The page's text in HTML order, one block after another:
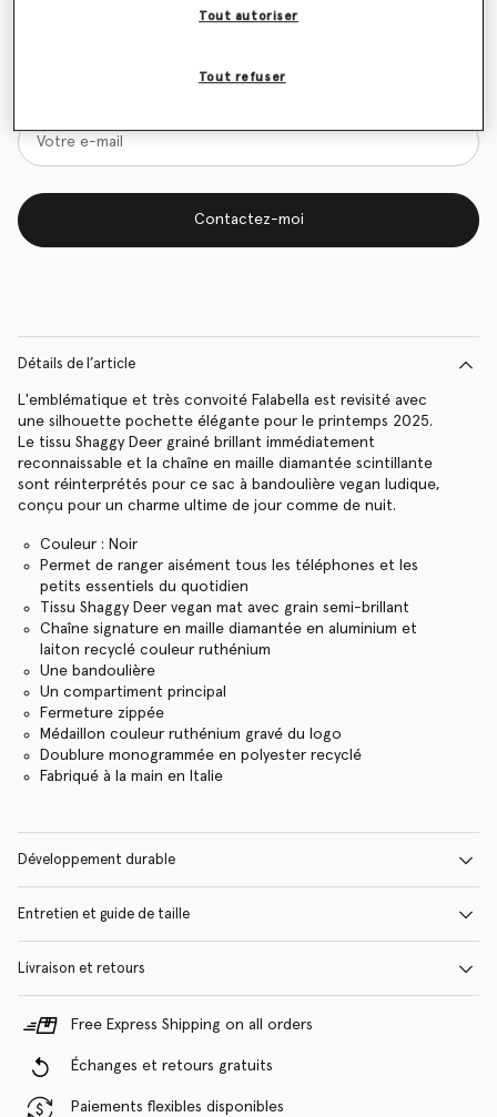
Soyez informé(e) en priorité du retour en stock
Contactez-moi
Détails de l’article
L'emblématique et très convoité Falabella est revisité avec
une silhouette pochette élégante pour le printemps 2025.
Le tissu Shaggy Deer grainé brillant immédiatement
reconnaissable et la chaîne en maille diamantée scintillante
sont réinterprétés pour ce sac à bandoulière vegan ludique,
conçu pour un charme ultime de jour comme de nuit.
Couleur : Noir
Permet de ranger aisément tous les téléphones et les
petits essentiels du quotidien
Tissu Shaggy Deer vegan mat avec grain semi-brillant
Chaîne signature en maille diamantée en aluminium et
laiton recyclé couleur ruthénium
Une bandoulière
Un compartiment principal
Fermeture zippée
Médaillon couleur ruthénium gravé du logo
Doublure monogrammée en polyester recyclé
Fabriqué à la main en Italie
Développement durable
Entretien et guide de taille
Livraison et retours
Free Express Shipping on all orders
Échanges et retours gratuits
Paiements flexibles disponibles
Tout refuser
Tout autoriser